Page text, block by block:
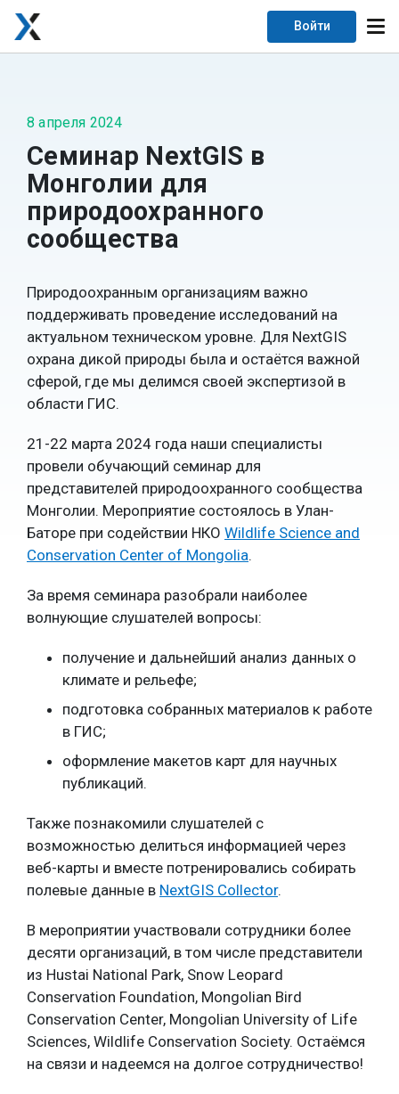
Войти
8 апреля 2024
Семинар NextGIS в
Монголии для
природоохранного
сообщества
Природоохранным организациям важно
поддерживать проведение исследований на
актуальном техническом уровне. Для NextGIS
охрана дикой природы была и остаётся важной
сферой, где мы делимся своей экспертизой в
области ГИС.
21-22 марта 2024 года наши специалисты
провели обучающий семинар для
представителей природоохранного сообщества
Монголии. Мероприятие состоялось в Улан-
Баторе при содействии НКО Wildlife Science and
Conservation Center of Mongolia.
За время семинара разобрали наиболее
волнующие слушателей вопросы:
получение и дальнейший анализ данных о
климате и рельефе;
подготовка собранных материалов к работе
в ГИС;
оформление макетов карт для научных
публикаций.
Также познакомили слушателей с
возможностью делиться информацией через
веб-карты и вместе потренировались собирать
полевые данные в NextGIS Collector.
В мероприятии участвовали сотрудники более
десяти организаций, в том числе представители
из Hustai National Park, Snow Leopard
Conservation Foundation, Mongolian Bird
Conservation Center, Mongolian University of Life
Sciences, Wildlife Conservation Society. Остаёмся
на связи и надеемся на долгое сотрудничество!